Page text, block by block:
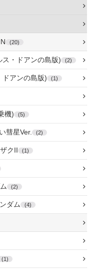
20
・ドアンの島版) 2
ドアンの島版) 1
機) 5
彗星Ver. 2
クII 1
2
ダム 4
1